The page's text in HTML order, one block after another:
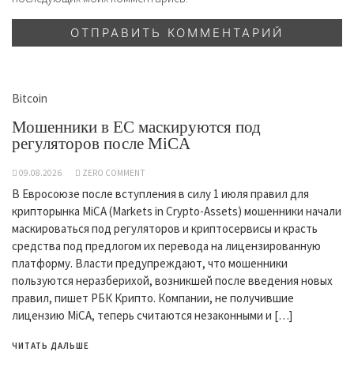
Bitcoin
Мошенники в ЕС маскируются под
регуляторов после MiCA
09.08.2026 ZERO COMMENT
В Евросоюзе после вступления в силу 1 июля правил для
крипторынка MiCA (Markets in Crypto-Assets) мошенники начали
маскироваться под регуляторов и криптосервисы и красть
средства под предлогом их перевода на лицензированную
платформу. Власти предупреждают, что мошенники
пользуются неразберихой, возникшей после введения новых
правил, пишет РБК Крипто. Компании, не получившие
лицензию MiCA, теперь считаются незаконными и […]
ЧИТАТЬ ДАЛЬШЕ